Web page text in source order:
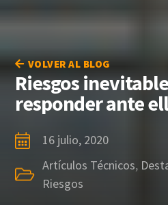
VOLVER AL BLOG
Riesgos
responder ante
16 julio, 2020
Artículos Técnicos,
Riesgos